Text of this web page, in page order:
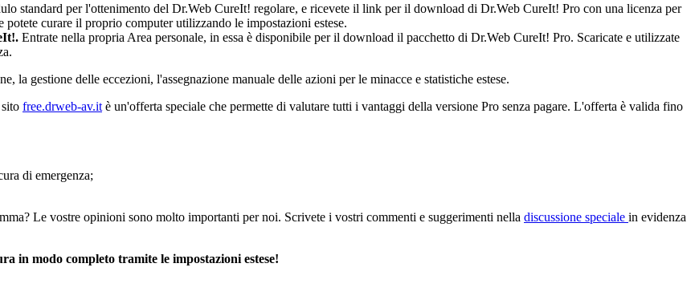
standard per l'ottenimento del Dr.Web CureIt! regolare, e ricevete il link per il download di Dr.Web CureIt! Pro con una licenza per
curare il proprio computer utilizzando le impostazioni estese.
Entrate nella propria Area personale, in essa è disponibile per il download il pacchetto di Dr.Web CureIt! Pro. Scaricate e utilizzate
gestione delle eccezioni, l'assegnazione manuale delle azioni per le minacce e statistiche estese.
free.drweb-av.it è un'offerta speciale che permette di valutare tutti i vantaggi della versione Pro senza pagare. L'offerta è valida fino
di emergenza;
Le vostre opinioni sono molto importanti per noi. Scrivete i vostri commenti e suggerimenti nella discussione speciale in evidenza
in modo completo tramite le impostazioni estese!